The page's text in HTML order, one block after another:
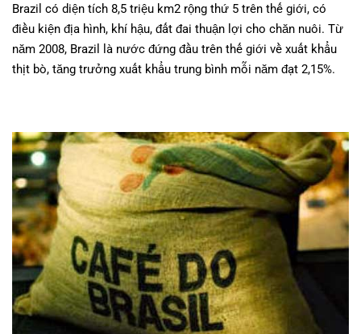
Brazil có diện tích 8,5 triệu km2 rộng thứ 5 trên thế giới, có
điều kiện địa hình, khí hậu, đất đai thuận lợi cho chăn nuôi. Từ
năm 2008, Brazil là nước đứng đầu trên thế giới về xuất khẩu
thịt bò, tăng trưởng xuất khẩu trung bình mỗi năm đạt 2,15%.